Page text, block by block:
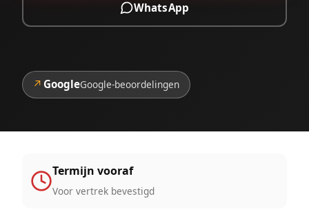
WhatsApp
↗ GoogleGoogle-beoordelingen
Termijn vooraf
Voor vertrek bevestigd